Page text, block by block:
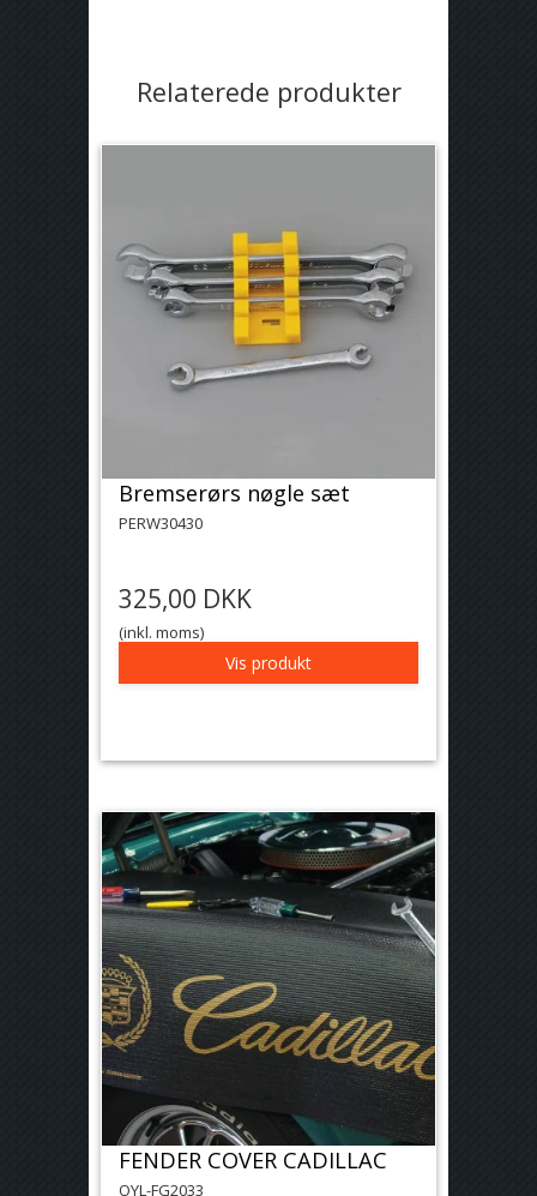
Relaterede produkter
Bremserørs nøgle sæt
PERW30430
325,00 DKK
(inkl. moms)
Vis produkt
FENDER COVER CADILLAC
OYL-FG2033